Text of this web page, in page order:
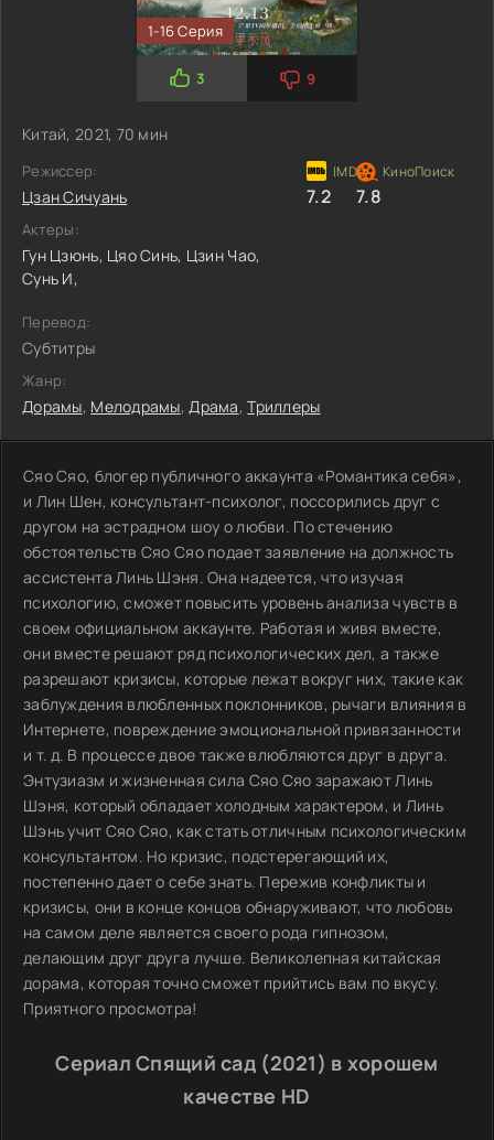
1-16 Серия
3 9
Китай, 2021, 70 мин
Режиссер:
Цзан Сичуань
Актеры:
Гун Цзюнь, Цяо Синь, Цзин Чао,
Сунь И,
7.2 7.8
Перевод:
Субтитры
Жанр:
Дорамы, Мелодрамы,Драма,Триллеры
Сяо Сяо, блогер публичного аккаунта «Романтика себя»,
и Лин Шен, консультант-психолог, поссорились друг с
другом на эстрадном шоу о любви. По стечению
обстоятельств Сяо Сяо подает заявление на должность
ассистента Линь Шэня. Она надеется, что изучая
психологию, сможет повысить уровень анализа чувств в
своем официальном аккаунте. Работая и живя вместе,
они вместе решают ряд психологических дел, а также
разрешают кризисы, которые лежат вокруг них, такие как
заблуждения влюбленных поклонников, рычаги влияния в
Интернете, повреждение эмоциональной привязанности
и т. д. В процессе двое также влюбляются друг в друга.
Энтузиазм и жизненная сила Сяо Сяо заражают Линь
Шэня, который обладает холодным характером, и Линь
Шэнь учит Сяо Сяо, как стать отличным психологическим
консультантом. Но кризис, подстерегающий их,
постепенно дает о себе знать. Пережив конфликты и
кризисы, они в конце концов обнаруживают, что любовь
на самом деле является своего рода гипнозом,
делающим друг друга лучше. Великолепная китайская
дорама, которая точно сможет прийтись вам по вкусу.
Приятного просмотра!
Сериал Спящий сад (2021) в хорошем
качестве HD